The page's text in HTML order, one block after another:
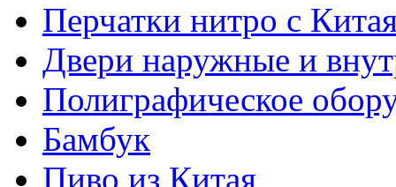
Перчатки нитро с
Двери наружные и
Полиграфическое
Бамбук
Пиво из Китая